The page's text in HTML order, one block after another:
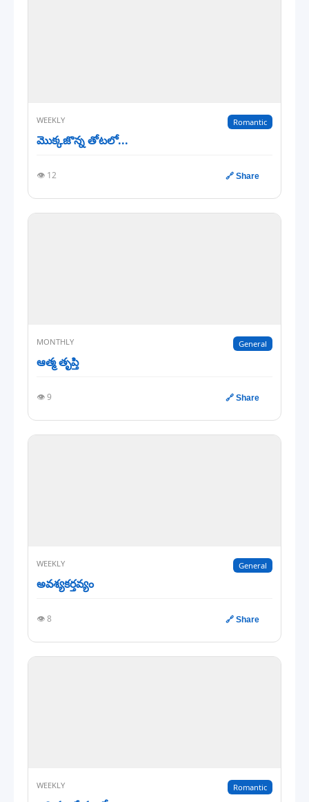
WEEKLY Romantic
మొక్కజొన్న తోటలో...
👁️ 12 🔗 Share
MONTHLY General
ఆత్మ తృప్తి
👁️ 9 🔗 Share
WEEKLY General
అవశ్యకర్తవ్యం
👁️ 8 🔗 Share
WEEKLY Romantic